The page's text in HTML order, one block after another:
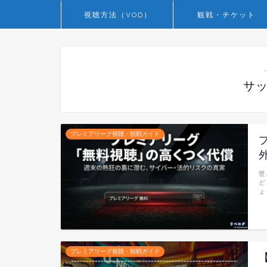
視聴方法（VOD） 観戦・チケット
サ
プレミアリーグ視聴・観戦ガイド
世
プレミアリーグ視聴・観戦ガイド